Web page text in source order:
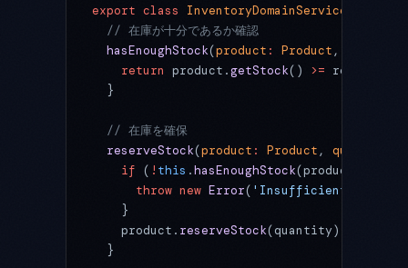
export class InventoryDomainService
  // 在庫が十分であるか確認
  hasEnoughStock
(product : Product ,
    return
product.getStock() >=
  }
  // 在庫を確保
  reserveStock
(product : Product , quantity
    if
( ! this .hasEnoughStock(product,
      throw
new Error( 'Insufficient stock'
    }
    product.
reserveStock(quantity);
  }